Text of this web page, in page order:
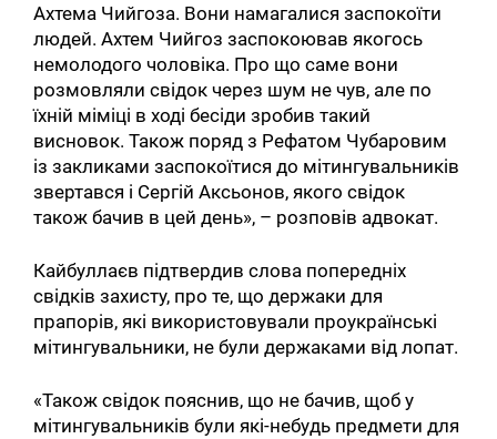
Ахтема Чийгоза. Вони намагалися заспокоїти
людей. Ахтем Чийгоз заспокоював якогось
немолодого чоловіка. Про що саме вони
розмовляли свідок через шум не чув, але по
їхній міміці в ході бесіди зробив такий
висновок. Також поряд з Рефатом Чубаровим
із закликами заспокоїтися до мітингувальників
звертався і Сергій Аксьонов, якого свідок
також бачив в цей день», – розповів адвокат.
Кайбуллаєв підтвердив слова попередніх
свідків захисту, про те, що держаки для
прапорів, які використовували проукраїнські
мітингувальники, не були держаками від лопат.
«Також свідок пояснив, що не бачив, щоб у
мітингувальників були які-небудь предмети для